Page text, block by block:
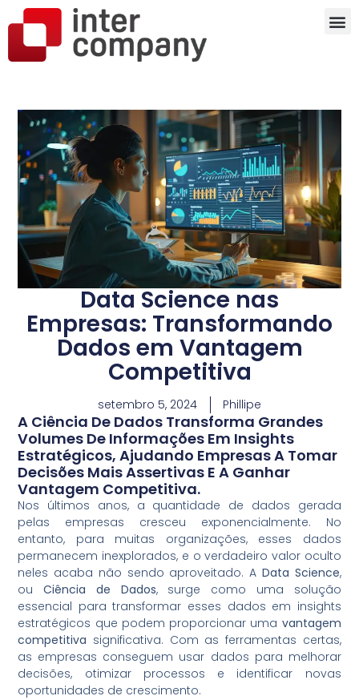
Data Science nas
Empresas: Transformando
Dados em Vantagem
Competitiva
setembro 5, 2024 Phillipe
A Ciência De Dados Transforma Grandes
Volumes De Informações Em Insights
Estratégicos, Ajudando Empresas A Tomar
Decisões Mais Assertivas E A Ganhar
Vantagem Competitiva.
Nos últimos anos, a quantidade de dados gerada
pelas empresas cresceu exponencialmente. No
entanto, para muitas organizações, esses dados
permanecem inexplorados, e o verdadeiro valor oculto
neles acaba não sendo aproveitado. A Data Science,
ouCiência de Dados, surge como uma solução
essencial para transformar esses dados em insights
estratégicos que podem proporcionar uma vantagem
competitiva significativa. Com as ferramentas certas,
as empresas conseguem usar dados para melhorar
decisões, otimizar processos e identificar novas
oportunidades de crescimento.